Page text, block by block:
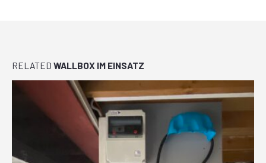
RELATED WALLBOX IM EINSATZ